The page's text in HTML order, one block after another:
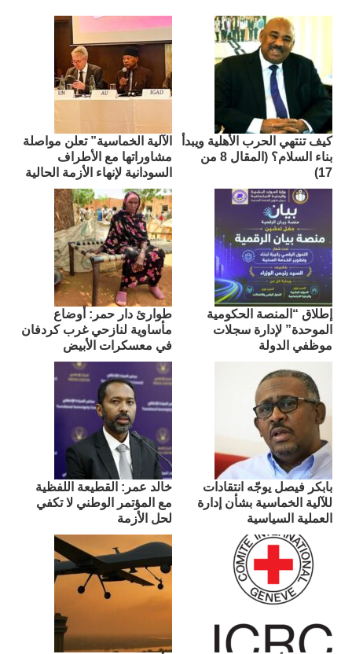
كيف تنتهي الحرب الأهلية ويبدأ
بناء السلام؟ (المقال 8 من
17)
الآلية الخماسية” تعلن مواصلة
مشاوراتها مع الأطراف
السودانية لإنهاء الأزمة الحالية
إطلاق “المنصة الحكومية
الموحدة” لإدارة سجلات
موظفي الدولة
طوارئ دار حمر: أوضاع
مأساوية لنازحي غرب كردفان
في معسكرات الأبيض
بابكر فيصل يوجّه انتقادات
للآلية الخماسية بشأن إدارة
العملية السياسية
​خالد عمر: القطيعة اللفظية
مع المؤتمر الوطني لا تكفي
لحل الأزمة